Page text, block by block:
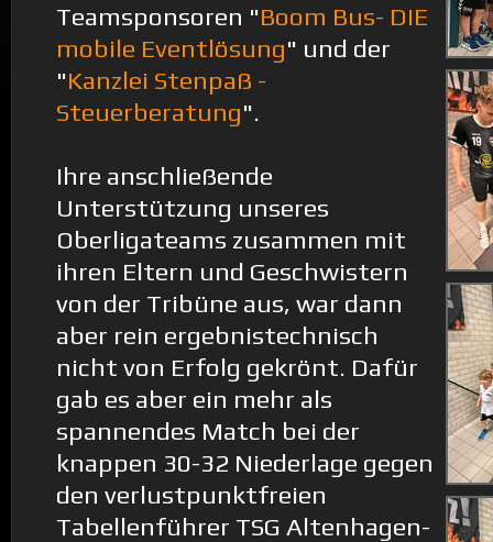
Teamsponsoren "Boom Bus- DIE
mobile Eventlösung" und der
"Kanzlei Stenpaß -
Steuerberatung".
Ihre anschließende
Unterstützung unseres
Oberligateams zusammen mit
ihren Eltern und Geschwistern
von der Tribüne aus, war dann
aber rein ergebnistechnisch
nicht von Erfolg gekrönt. Dafür
gab es aber ein mehr als
spannendes Match bei der
knappen 30-32 Niederlage gegen
den verlustpunktfreien
Tabellenführer TSG Altenhagen-